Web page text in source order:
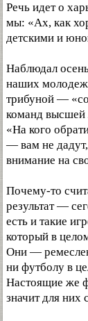
Речь идет о
мы: «Ах, как
детскими и
Наблюдал
наших
трибуной —
команд высшей
«На кого
— вам не
внимание на
Почему-то
результат —
есть и такие
который в
Они —
ни футболу в
Настоящие же
значит для них